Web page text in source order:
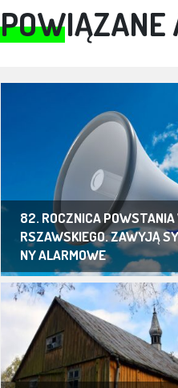
POWIĄZANE
82. ROCZNICA POWSTANIA
RSZAWSKIEGO. ZAWYJĄ
NY ALARMOWE